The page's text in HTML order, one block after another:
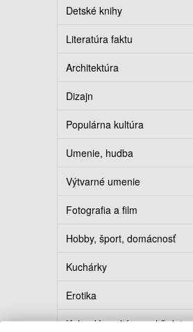
Detské knihy
Literatúra faktu
Architektúra
Dizajn
Populárna kultúra
Umenie, hudba
Výtvarné umenie
Fotografia a film
Hobby, šport, domácnosť
Kuchárky
Erotika
Kalendáre, diáre, pohľadnice